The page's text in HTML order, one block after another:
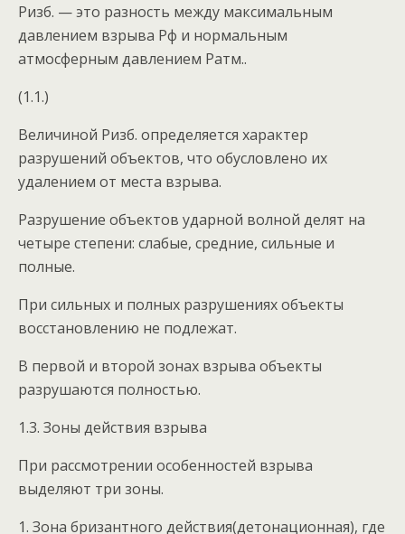
Ризб. — это разность между максимальным
давлением взрыва Рф и нормальным
атмосферным давлением Ратм..
(1.1.)
Величиной Ризб. определяется характер
разрушений объектов, что обусловлено их
удалением от места взрыва.
Разрушение объектов ударной волной делят на
четыре степени: слабые, средние, сильные и
полные.
При сильных и полных разрушениях объекты
восстановлению не подлежат.
В первой и второй зонах взрыва объекты
разрушаются полностью.
1.3. Зоны действия взрыва
При рассмотрении особенностей взрыва
выделяют три зоны.
1. Зона бризантного действия(детонационная), где